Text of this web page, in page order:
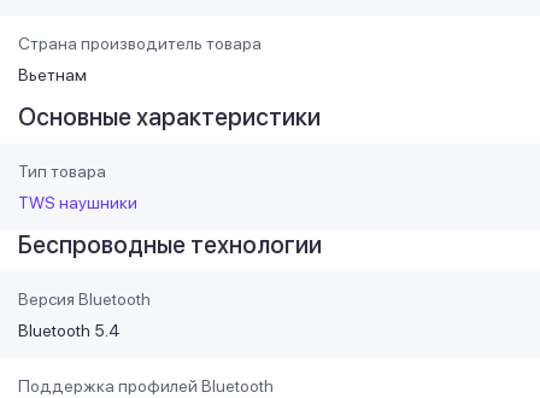
Страна производитель товара
Вьетнам
Основные характеристики
Тип товара
TWS наушники
Беспроводные технологии
Версия Bluetooth
Bluetooth 5.4
Поддержка профилей Bluetooth